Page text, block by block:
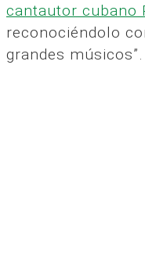
cantautor cubano
reconociéndolo
grandes músicos”.